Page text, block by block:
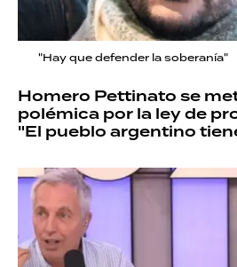
"Hay que defender la soberanía"
Homero Pettinato se
polémica por la ley de
"El pueblo argentino